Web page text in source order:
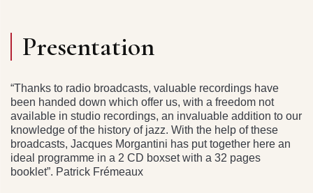
Presentation
“Thanks to radio broadcasts, valuable recordings have
been handed down which offer us, with a freedom not
available in studio recordings, an invaluable addition to our
knowledge of the history of jazz. With the help of these
broadcasts, Jacques Morgantini has put together here an
ideal programme in a 2 CD boxset with a 32 pages
booklet”. Patrick Frémeaux